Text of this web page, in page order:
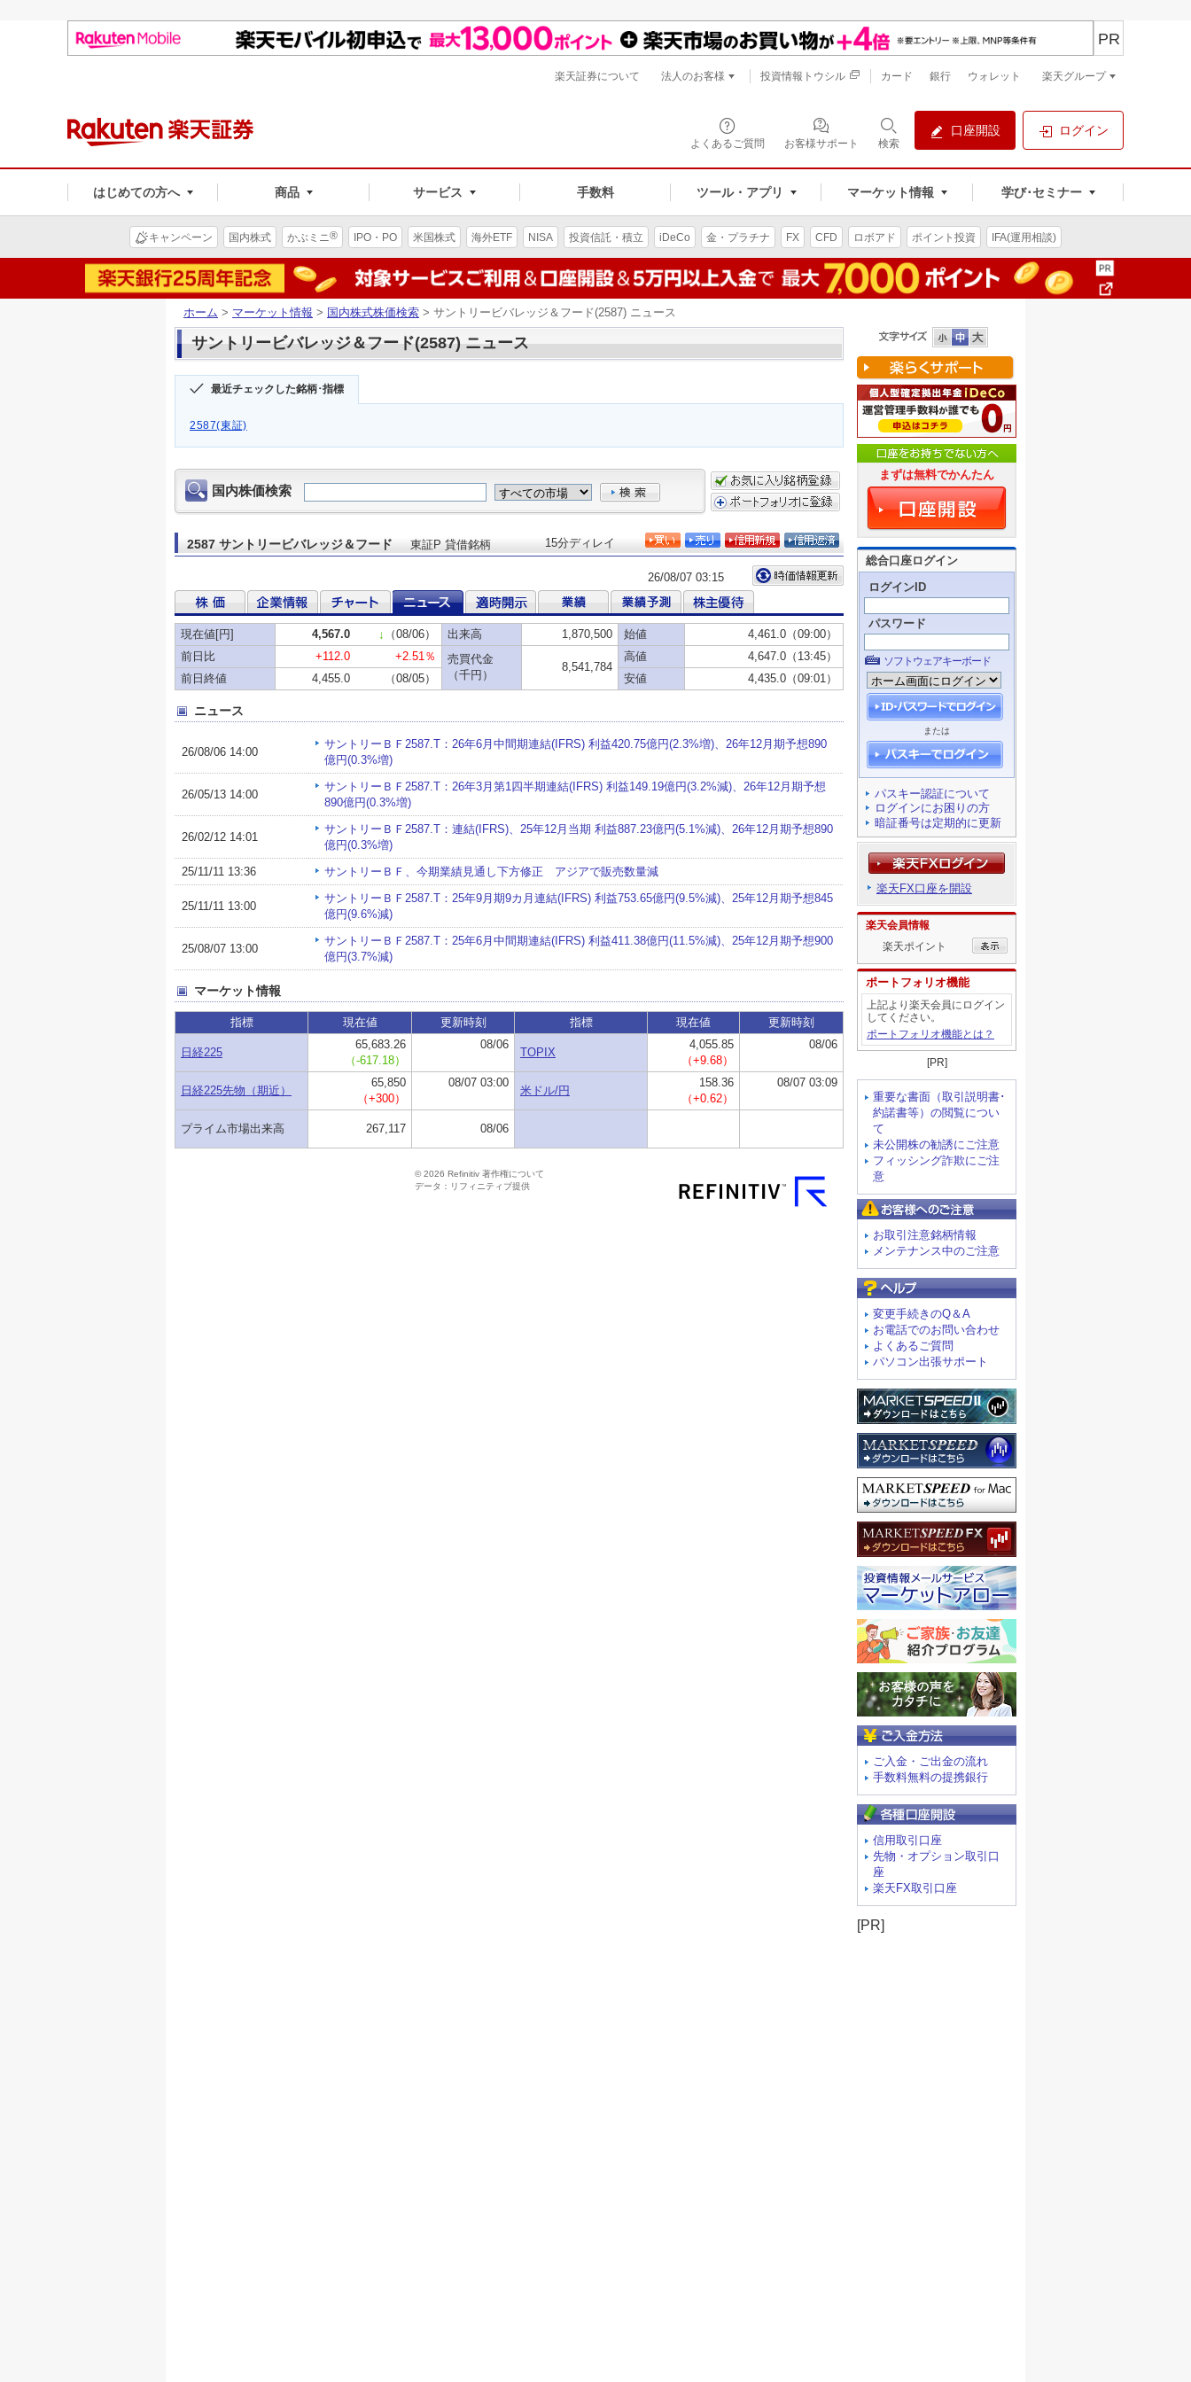
よくあるご質問 お客様サポート 検索
口座開設 ログイン
はじめての方へ 商品 サービス 手数料 ツール・アプリ マーケット情報 学び･セミナー
PR
楽天証券について 法人のお客様 投資情報トウシル カード 銀行 ウォレット 楽天グループ
キャンペーン 国内株式 かぶミニ® IPO・PO 米国株式 海外ETF NISA 投資信託・積立 iDeCo 金・プラチナ FX CFD ロボアド ポイント投資 IFA(運用相談)
ホーム > マーケット情報 > 国内株式株価検索 > サントリービバレッジ＆フード(2587) ニュース
サントリービバレッジ＆フード(2587) ニュース
最近チェックした銘柄･指標
2587(東証)
まずは無料でかんたん
総合口座ログイン
ログインID
パスワード
ソフトウェアキーボード
または
パスキー認証について
ログインにお困りの方
暗証番号は定期的に更新
楽天FX口座を開設
楽天会員情報
楽天ポイント
ポートフォリオ機能
上記より楽天会員にログイン
してください。
ポートフォリオ機能とは？
[PR]
重要な書面（取引説明書･
約諾書等）の閲覧につい
て
未公開株の勧誘にご注意
フィッシング詐欺にご注
意
お取引注意銘柄情報
メンテナンス中のご注意
変更手続きのQ＆A
お電話でのお問い合わせ
よくあるご質問
パソコン出張サポート
ご入金・ご出金の流れ
手数料無料の提携銀行
信用取引口座
先物・オプション取引口
座
楽天FX取引口座
[PR]